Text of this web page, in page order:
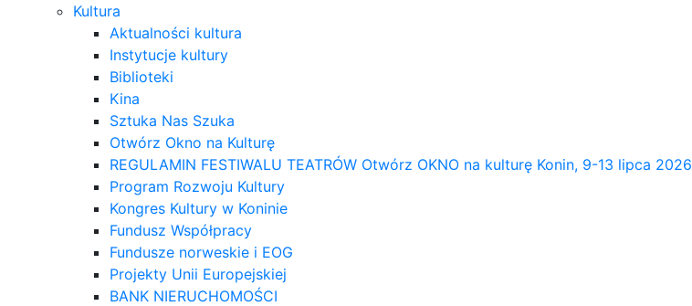
Kultura
Aktualności kultura
Instytucje kultury
Biblioteki
Kina
Sztuka Nas Szuka
Otwórz Okno na Kulturę
REGULAMIN FESTIWALU TEATRÓW Otwórz OKNO na kulturę Konin, 9-13 lipca 2026
Program Rozwoju Kultury
Kongres Kultury w Koninie
Fundusz Współpracy
Fundusze norweskie i EOG
Projekty Unii Europejskiej
BANK NIERUCHOMOŚCI